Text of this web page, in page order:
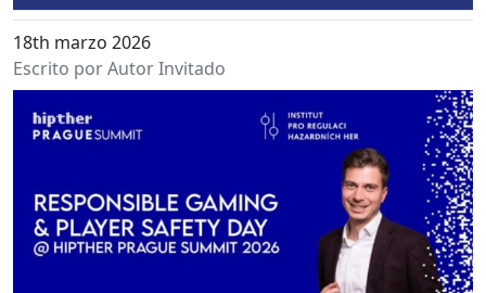
18th marzo 2026
Escrito por Autor Invitado